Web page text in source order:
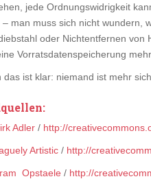
jede Ordnungswidrigkeit
– man muss sich nicht wundern,
oder Nichtentfernen von
Vorratsdatenspeicherung
das ist klar: niemand ist mehr
Adler / http://
Artistic / http://
Opstaele / http://